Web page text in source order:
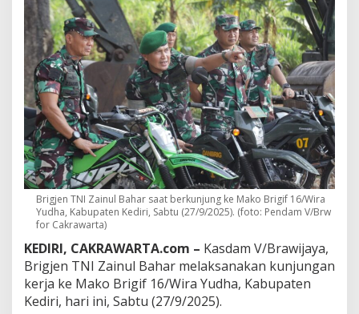
n
u
l
B
a
h
a
r
T
i
n
a
u
B
i
g
f
1
Brigjen TNI Zainul Bahar saat berkunjung ke Mako Brigif 16/Wira
Yudha, Kabupaten Kediri, Sabtu (27/9/2025). (foto: Pendam V/Brw
for Cakrawarta)
KEDIRI, CAKRAWARTA.com – Kasdam V/Brawijaya,
Brigjen TNI Zainul Bahar melaksanakan kunjungan
kerja ke Mako Brigif 16/Wira Yudha, Kabupaten
Kediri, hari ini, Sabtu (27/9/2025).